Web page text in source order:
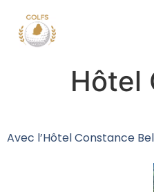
Hôtel
Avec l’Hôtel Constance